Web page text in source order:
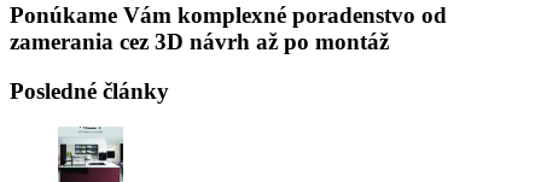
Ponúkame Vám komplexné poradenstvo od
zamerania cez 3D návrh až po montáž
Posledné články